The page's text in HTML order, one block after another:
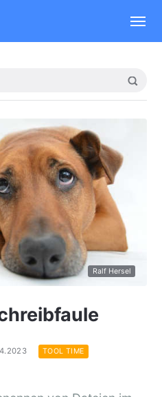
Ralf Hersel
TOOL TIME